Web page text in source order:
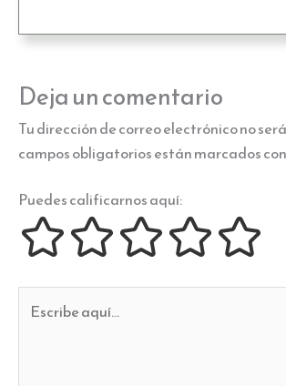
Deja un comentario
Tu dirección de correo electrónico no
campos obligatorios están marcados con
Puedes calificarnos aquí:
aquí...